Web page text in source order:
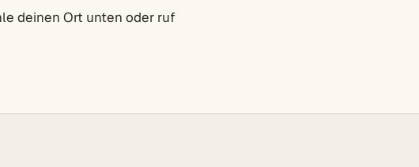
deinen Ort unten oder ruf